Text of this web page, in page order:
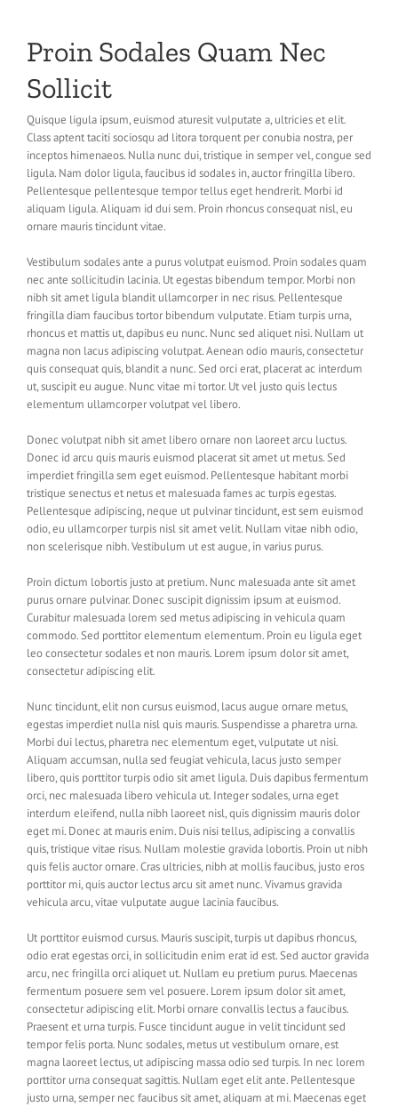
Proin Sodales Quam Nec
Sollicit
Quisque ligula ipsum, euismod aturesit vulputate a, ultricies et elit.
Class aptent taciti sociosqu ad litora torquent per conubia nostra, per
inceptos himenaeos. Nulla nunc dui, tristique in semper vel, congue sed
ligula. Nam dolor ligula, faucibus id sodales in, auctor fringilla libero.
Pellentesque pellentesque tempor tellus eget hendrerit. Morbi id
aliquam ligula. Aliquam id dui sem. Proin rhoncus consequat nisl, eu
ornare mauris tincidunt vitae.
Vestibulum sodales ante a purus volutpat euismod. Proin sodales quam
nec ante sollicitudin lacinia. Ut egestas bibendum tempor. Morbi non
nibh sit amet ligula blandit ullamcorper in nec risus. Pellentesque
fringilla diam faucibus tortor bibendum vulputate. Etiam turpis urna,
rhoncus et mattis ut, dapibus eu nunc. Nunc sed aliquet nisi. Nullam ut
magna non lacus adipiscing volutpat. Aenean odio mauris, consectetur
quis consequat quis, blandit a nunc. Sed orci erat, placerat ac interdum
ut, suscipit eu augue. Nunc vitae mi tortor. Ut vel justo quis lectus
elementum ullamcorper volutpat vel libero.
Donec volutpat nibh sit amet libero ornare non laoreet arcu luctus.
Donec id arcu quis mauris euismod placerat sit amet ut metus. Sed
imperdiet fringilla sem eget euismod. Pellentesque habitant morbi
tristique senectus et netus et malesuada fames ac turpis egestas.
Pellentesque adipiscing, neque ut pulvinar tincidunt, est sem euismod
odio, eu ullamcorper turpis nisl sit amet velit. Nullam vitae nibh odio,
non scelerisque nibh. Vestibulum ut est augue, in varius purus.
Proin dictum lobortis justo at pretium. Nunc malesuada ante sit amet
purus ornare pulvinar. Donec suscipit dignissim ipsum at euismod.
Curabitur malesuada lorem sed metus adipiscing in vehicula quam
commodo. Sed porttitor elementum elementum. Proin eu ligula eget
leo consectetur sodales et non mauris. Lorem ipsum dolor sit amet,
consectetur adipiscing elit.
Nunc tincidunt, elit non cursus euismod, lacus augue ornare metus,
egestas imperdiet nulla nisl quis mauris. Suspendisse a pharetra urna.
Morbi dui lectus, pharetra nec elementum eget, vulputate ut nisi.
Aliquam accumsan, nulla sed feugiat vehicula, lacus justo semper
libero, quis porttitor turpis odio sit amet ligula. Duis dapibus fermentum
orci, nec malesuada libero vehicula ut. Integer sodales, urna eget
interdum eleifend, nulla nibh laoreet nisl, quis dignissim mauris dolor
eget mi. Donec at mauris enim. Duis nisi tellus, adipiscing a convallis
quis, tristique vitae risus. Nullam molestie gravida lobortis. Proin ut nibh
quis felis auctor ornare. Cras ultricies, nibh at mollis faucibus, justo eros
porttitor mi, quis auctor lectus arcu sit amet nunc. Vivamus gravida
vehicula arcu, vitae vulputate augue lacinia faucibus.
Ut porttitor euismod cursus. Mauris suscipit, turpis ut dapibus rhoncus,
odio erat egestas orci, in sollicitudin enim erat id est. Sed auctor gravida
arcu, nec fringilla orci aliquet ut. Nullam eu pretium purus. Maecenas
fermentum posuere sem vel posuere. Lorem ipsum dolor sit amet,
consectetur adipiscing elit. Morbi ornare convallis lectus a faucibus.
Praesent et urna turpis. Fusce tincidunt augue in velit tincidunt sed
tempor felis porta. Nunc sodales, metus ut vestibulum ornare, est
magna laoreet lectus, ut adipiscing massa odio sed turpis. In nec lorem
porttitor urna consequat sagittis. Nullam eget elit ante. Pellentesque
justo urna, semper nec faucibus sit amet, aliquam at mi. Maecenas eget